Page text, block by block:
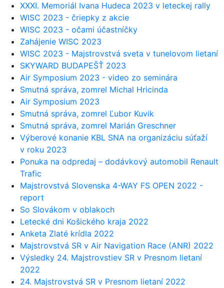
XXXI. Memoriál Ivana Hudeca 2023 v leteckej rally
WISC 2023 - čriepky z akcie
WISC 2023 - očami účastníčky
Zahájenie WISC 2023
WISC 2023 - Majstrovstvá sveta v tunelovom lietaní
SKYWARD BUDAPEŠŤ 2023
Air Symposium 2023 - video zo seminára
Smutná správa, zomrel Michal Hricinda
Air Symposium 2023
Smutná správa, zomrel Ľubor Kuvik
Smutná správa, zomrel Marián Greschner
Výberové konanie KBL SNA na organizáciu súťaží
v roku 2023
Ponuka na odpredaj – dodávkový automobil Renault
Trafic
Majstrovstvá Slovenska 4-WAY FS OPEN 2022 -
report
So Slovákom v oblakoch
Letecké dni Košického kraja 2022
Anketa Zlaté krídla 2022
Majstrovstvá SR v Air Navigation Race (ANR) 2022
Výsledky 24. Majstrovstiev SR v Presnom lietaní
2022
24. Majstrovstvá SR v Presnom lietaní 2022